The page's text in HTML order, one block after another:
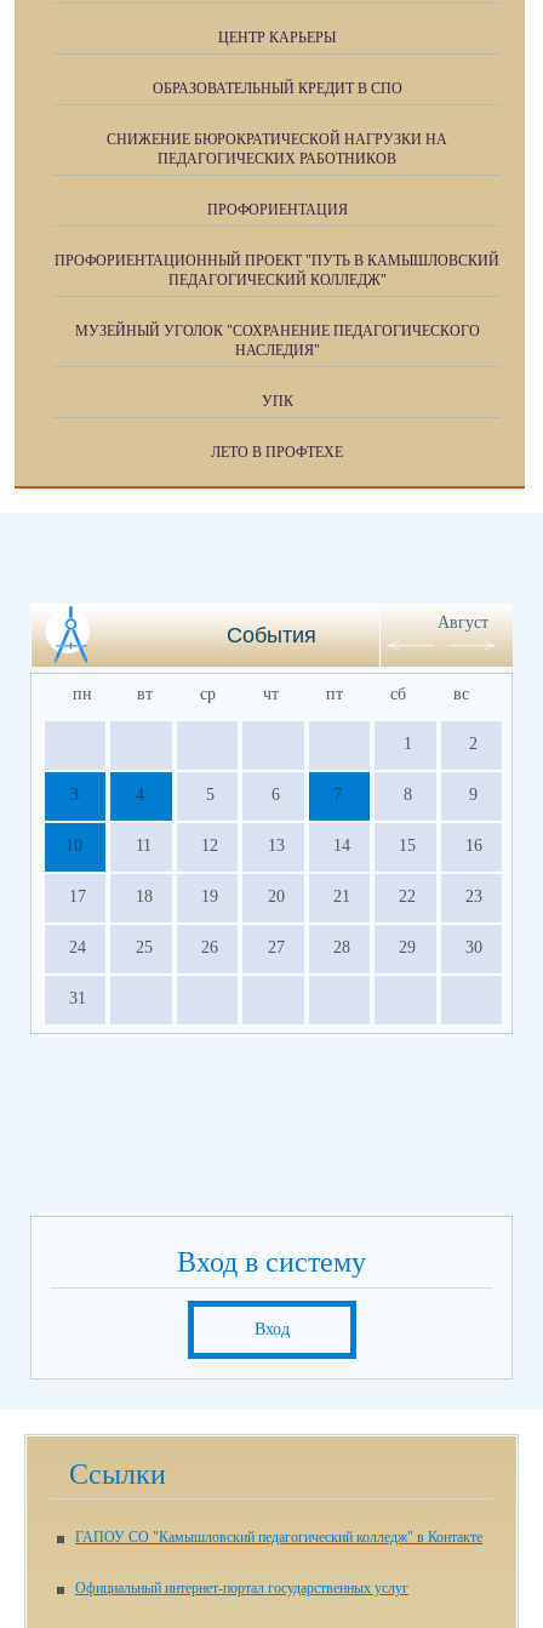
ЦЕНТР КАРЬЕРЫ
ОБРАЗОВАТЕЛЬНЫЙ КРЕДИТ В СПО
СНИЖЕНИЕ БЮРОКРАТИЧЕСКОЙ НАГРУЗКИ НА
ПЕДАГОГИЧЕСКИХ РАБОТНИКОВ
ПРОФОРИЕНТАЦИЯ
ПРОФОРИЕНТАЦИОННЫЙ ПРОЕКТ "ПУТЬ В КАМЫШЛОВСКИЙ
ПЕДАГОГИЧЕСКИЙ КОЛЛЕДЖ"
МУЗЕЙНЫЙ УГОЛОК "СОХРАНЕНИЕ ПЕДАГОГИЧЕСКОГО
НАСЛЕДИЯ"
УПК
ЛЕТО В ПРОФТЕХЕ
События
Август
пн вт ср чт пт сб вс
1 2
3 4 5 6 7 8 9
10 11 12 13 14 15 16
17 18 19 20 21 22 23
24 25 26 27 28 29 30
31
Вход в систему
Вход
Ссылки
ГАПОУ СО "Камышловский педагогический колледж" в Контакте
Официальный интернет-портал государственных услуг